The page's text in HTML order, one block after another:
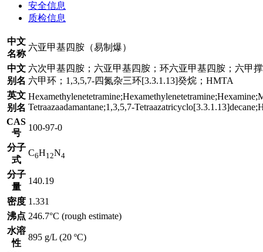
安全信息
质检信息
中文
名称
六亚甲基四胺（易制爆）
中文
别名
六次甲基四胺；六亚甲基四胺；环六亚甲基四胺；六甲
六甲环；1,3,5,7-四氮杂三环[3.3.1.13]癸烷；HMTA
英文
别名 Tetraazaadamantane;1,3,5,7-
CAS
号
100-97-0
分子
式
C6H12N4
分子
量
140.19
密度 1.331
沸点 246.7°C (rough estimate)
水溶
性
895 g/L (20 ºC)